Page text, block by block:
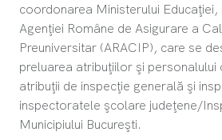
coordonarea Ministerului
Agenţiei Române de Asigurare a
Preuniversitar (ARACIP), care se
preluarea atribuţiilor şi personalului
atribuţii de inspecţie generală şi
inspectoratele şcolare judeţene/
Municipiului Bucureşti.